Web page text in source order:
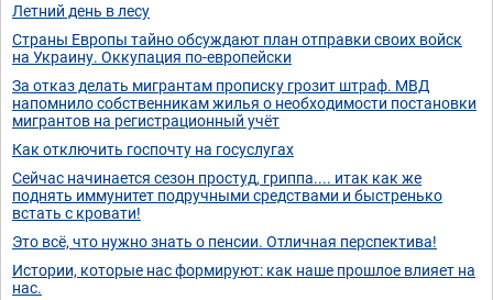
Летний день в лесу
Страны Европы тайно обсуждают план отправки своих войск
на Украину. Оккупация по-европейски
За отказ делать мигрантам прописку грозит штраф. МВД
напомнило собственникам жилья о необходимости постановки
мигрантов на регистрационный учёт
Как отключить госпочту на госуслугах
Сейчас начинается сезон простуд, гриппа.... итак как же
поднять иммунитет подручными средствами и быстренько
встать с кровати!
Это всё, что нужно знать о пенсии. Отличная перспектива!
Истории, которые нас формируют: как наше прошлое влияет на
нас.